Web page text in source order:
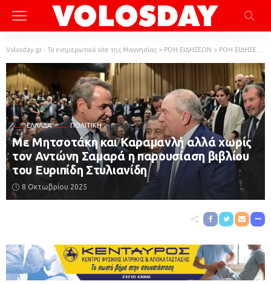
Volosday.gr - Το ενημερωτικό site της Μαγνησίας > ΡΟΗ ΕΙΔΗΣΕΩΝ > ΡΟΗ ΕΙΔΗΣΕΩΝ
ΕΛΛΆΔΑ ΠΟΛΙΤΙΚΗ
Με Μητσοτάκη και Καραμανλή αλλά χωρίς
τον Αντώνη Σαμαρά η παρουσίαση βιβλίου
του Ευριπίδη Στυλιανίδη
8 Οκτωβρίου 2025